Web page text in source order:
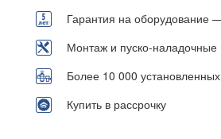
Гарантия на оборудование
Монтаж и пуско-наладочные
Более 10 000
Купить в рассрочку